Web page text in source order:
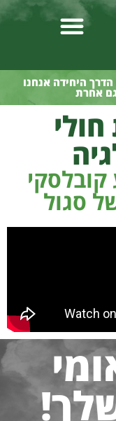
היחידה אנחנו
אחרת
חולי
סגול